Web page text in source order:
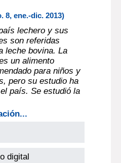
8, ene.-dic. 2013)
lechero y sus
son referidas
leche bovina. La
un alimento
para niños y
pero su estudio ha
país. Se estudió la
digital